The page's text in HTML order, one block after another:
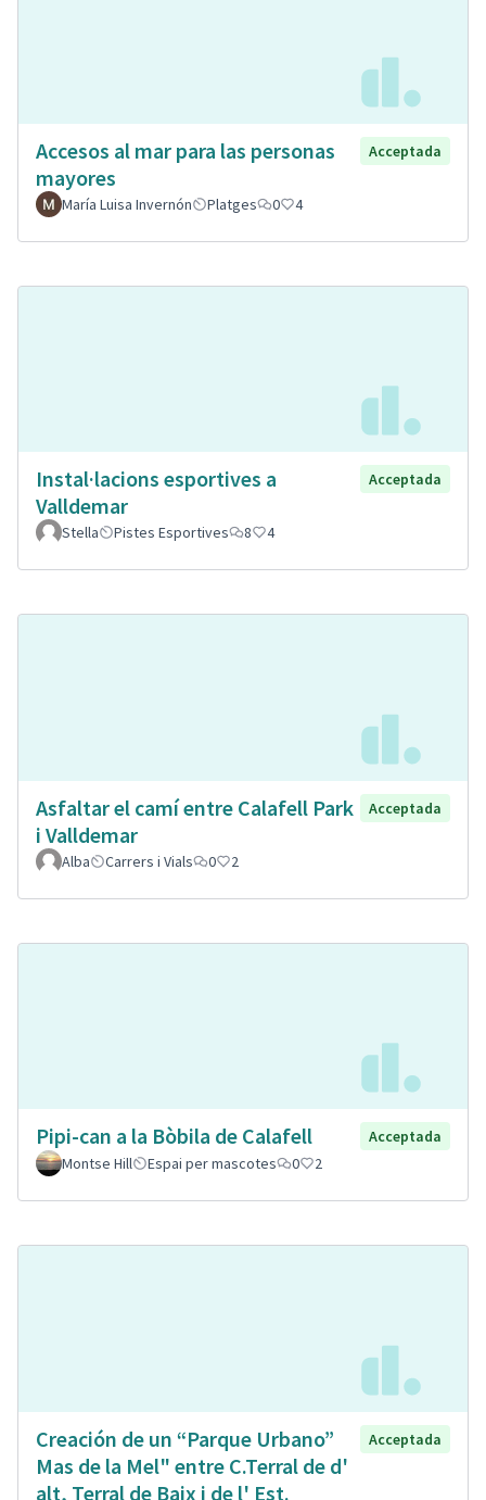
Accesos al mar para las personas
mayores
Acceptada
María Luisa Invernón Platges 0 4
Instal·lacions esportives a
Valldemar
Acceptada
Stella Pistes Esportives 8 4
Asfaltar el camí entre Calafell Park
i Valldemar
Acceptada
Alba Carrers i Vials 0 2
Pipi-can a la Bòbila de Calafell
Acceptada
Montse Hill
Espai per mascotes 0 2
Creación de un “Parque Urbano”
Mas de la Mel" entre C.Terral de d'
alt, Terral de Baix i de l' Est.
Acceptada